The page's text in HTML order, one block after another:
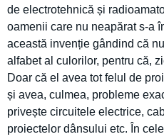
de electrotehnică și
oamenii care nu neapărat s-a
această invenție gândind că
alfabet al culorilor, pentru că,
Doar că el avea tot felul de
și avea, culmea, probleme
privește circuitele electrice,
proiectelor dânsului etc. În